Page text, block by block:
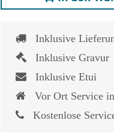
Inklusive
Inklusive Gravur
Inklusive Etui
Vor Ort Service
Kostenlose